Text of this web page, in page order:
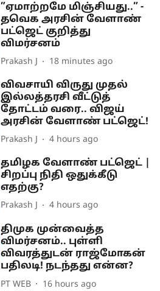
”ஏமாற்றமே மிஞ்சியது..” -
தவெக அரசின் வேளாண்
பட்ஜெட் குறித்து
விமர்சனம்
Prakash J 18 minutes ago
விவசாயி விருது முதல்
இல்லத்தரசி வீட்டுத்
தோட்டம் வரை.. விஜய்
அரசின் வேளாண் பட்ஜெட்!
Prakash J 4 hours ago
தமிழக வேளாண் பட்ஜெட் |
சிறப்பு நிதி ஒதுக்கீடு
எதற்கு?
Prakash J 4 hours ago
திமுக முன்வைத்த
விமர்சனம்.. புள்ளி
விவரத்துடன் ராஜ்மோகன்
பதிலடி! நடந்தது என்ன?
PT WEB 16 hours ago